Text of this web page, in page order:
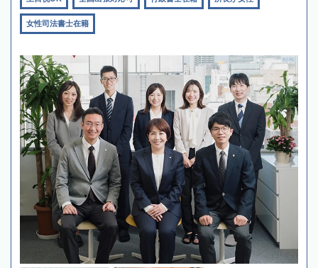
女性司法書士在籍